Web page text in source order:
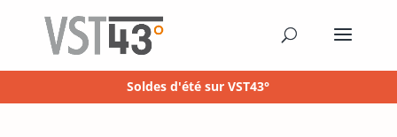
Soldes d'été sur VST43°